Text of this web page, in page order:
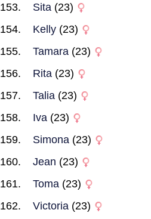
Sita (23)
Kelly (23)
Tamara (23)
Rita (23)
Talia (23)
Iva (23)
Simona (23)
Jean (23)
Toma (23)
Victoria (23)